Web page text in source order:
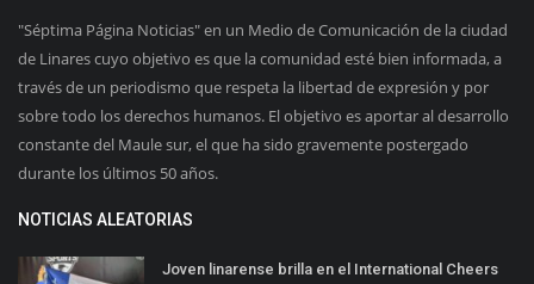
"Séptima Página Noticias" en un Medio de Comunicación de la ciudad
de Linares cuyo objetivo es que la comunidad esté bien informada, a
través de un periodismo que respeta la libertad de expresión y por
sobre todo los derechos humanos. El objetivo es aportar al desarrollo
constante del Maule sur, el que ha sido gravemente postergado
durante los últimos 50 años.
NOTICIAS ALEATORIAS
Joven linarense brilla en el International Cheers